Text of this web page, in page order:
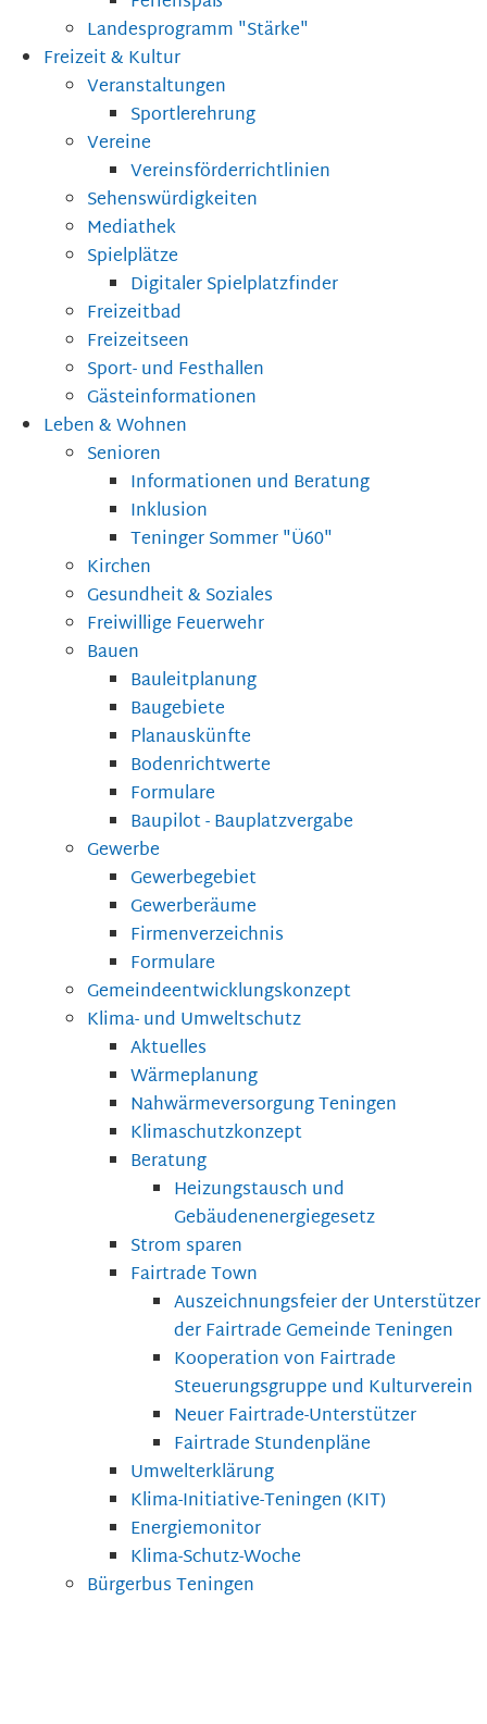
Landesprogramm "Stärke"
Freizeit & Kultur
Veranstaltungen
Sportlerehrung
Vereine
Vereinsförderrichtlinien
Sehenswürdigkeiten
Mediathek
Spielplätze
Digitaler Spielplatzfinder
Freizeitbad
Freizeitseen
Sport- und Festhallen
Gästeinformationen
Leben & Wohnen
Senioren
Informationen und Beratung
Inklusion
Teninger Sommer "Ü60"
Kirchen
Gesundheit & Soziales
Freiwillige Feuerwehr
Bauen
Bauleitplanung
Baugebiete
Planauskünfte
Bodenrichtwerte
Formulare
Baupilot - Bauplatzvergabe
Gewerbe
Gewerbegebiet
Gewerberäume
Firmenverzeichnis
Formulare
Gemeindeentwicklungskonzept
Klima- und Umweltschutz
Aktuelles
Wärmeplanung
Nahwärmeversorgung Teningen
Klimaschutzkonzept
Beratung
Heizungstausch und
Gebäudenenergiegesetz
Strom sparen
Fairtrade Town
Auszeichnungsfeier der Unterstützer
der Fairtrade Gemeinde Teningen
Kooperation von Fairtrade
Steuerungsgruppe und Kulturverein
Neuer Fairtrade-Unterstützer
Fairtrade Stundenpläne
Umwelterklärung
Klima-Initiative-Teningen (KIT)
Energiemonitor
Klima-Schutz-Woche
Bürgerbus Teningen